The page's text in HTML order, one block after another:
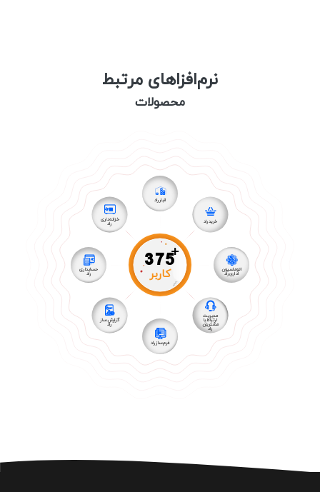
نرم‌افزاهای مرتبط
محصولات
375+
کاربر اتوماسیون
اداری راد
مدیریت
ارتباط با
مشتریان
راد
فرم ساز راد
گزارش ساز
راد
حسابداری
راد
خزانه داری
راد
انبار راد
خرید راد